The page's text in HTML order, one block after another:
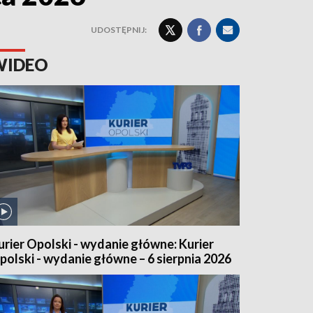
UDOSTĘPNIJ:
Opolski - wydanie główne: Kurier
- wydanie główne – 6 sierpnia 2026